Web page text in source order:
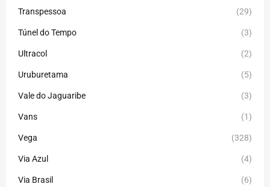
Transpessoa (29)
Túnel do Tempo (3)
Ultracol (2)
Uruburetama (5)
Vale do Jaguaribe (3)
Vans (1)
Vega (328)
Via Azul (4)
Via Brasil (6)